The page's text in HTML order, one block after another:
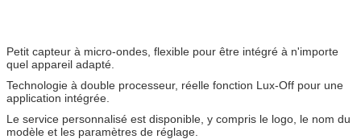
Petit capteur à micro-ondes, flexible pour être intégré à n'importe
quel appareil adapté.
Technologie à double processeur, réelle fonction Lux-Off pour une
application intégrée.
Le service personnalisé est disponible, y compris le logo, le nom du
modèle et les paramètres de réglage.